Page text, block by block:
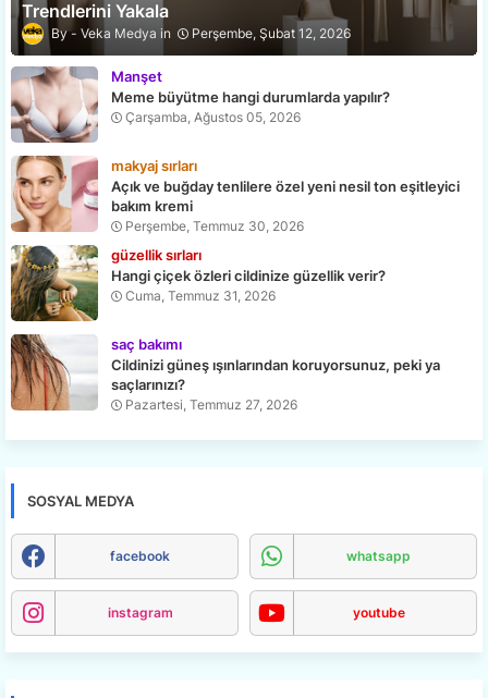
Trendlerini Yakala
Veka Medya Perşembe, Şubat 12, 2026
Manşet
Meme büyütme hangi durumlarda yapılır?
Çarşamba, Ağustos 05, 2026
makyaj sırları
Açık ve buğday tenlilere özel yeni nesil ton eşitleyici
bakım kremi
Perşembe, Temmuz 30, 2026
güzellik sırları
Hangi çiçek özleri cildinize güzellik verir?
Cuma, Temmuz 31, 2026
saç bakımı
Cildinizi güneş ışınlarından koruyorsunuz, peki ya
saçlarınızı?
Pazartesi, Temmuz 27, 2026
SOSYAL MEDYA
facebook whatsapp
instagram youtube